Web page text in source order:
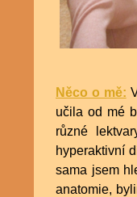
Něco o mě:
učila od mé
různé
hyperaktivní
sama jsem
anatomie,